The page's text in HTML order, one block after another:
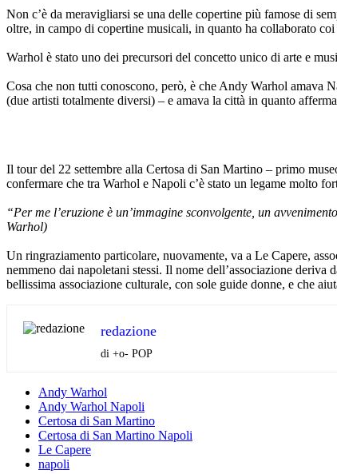
Non c’è da meravigliarsi se una delle copertine più famose di
oltre, in campo di copertine musicali, in quanto ha collaborato
Warhol è stato uno dei precursori del concetto unico di arte e
Cosa che non tutti conoscono, però, è che Andy Warhol amava
(due artisti totalmente diversi) – e amava la città in quanto
Il tour del 22 settembre alla Certosa di San Martino – primo
confermare che tra Warhol e Napoli c’è stato un legame molto
“Per me l’eruzione è un’immagine sconvolgente, un
Warhol)
Un ringraziamento particolare, nuovamente, va a Le Capere,
nemmeno dai napoletani stessi. Il nome dell’associazione
bellissima associazione culturale, con sole guide donne, e che
redazione
di +o- POP
Andy Warhol
Andy Warhol Napoli
Certosa di San Martino
Certosa di San Martino Napoli
Le Capere
napoli